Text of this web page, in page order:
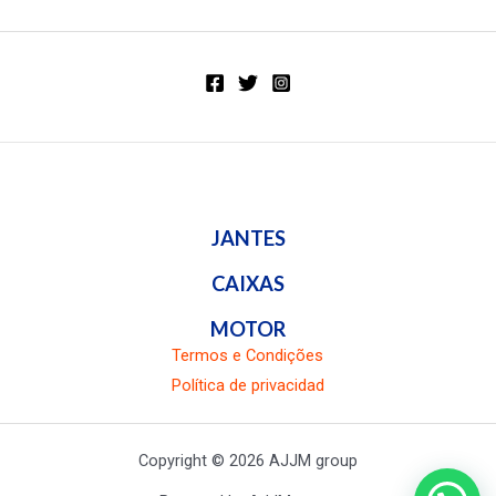
5
JANTES
CAIXAS
MOTOR
Termos e Condições
Política de privacidad
Copyright © 2026 AJJM group